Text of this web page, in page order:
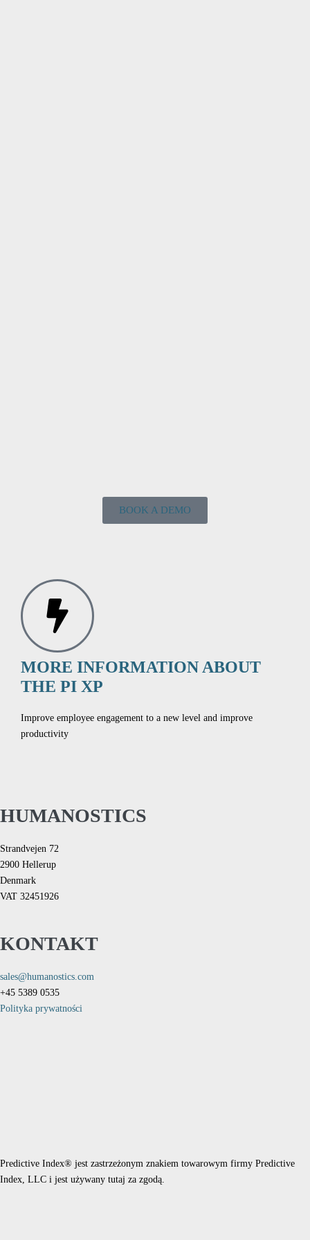
BOOK A DEMO
MORE INFORMATION ABOUT
THE PI XP
Improve employee engagement to a new level and improve
productivity
HUMANOSTICS
Strandvejen 72
2900 Hellerup
Denmark
VAT 32451926
KONTAKT
sales@humanostics.com
+45 5389 0535
Polityka prywatności
Predictive Index® jest zastrzeżonym znakiem towarowym firmy Predictive
Index, LLC i jest używany tutaj za zgodą.